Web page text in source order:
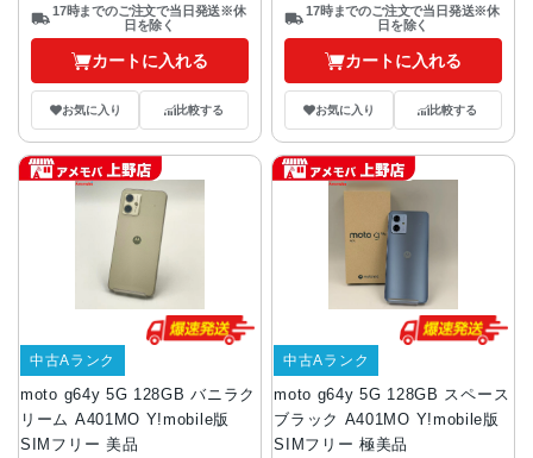
17時までのご注文で当日発送※休
日を除く
カートに入れる
お気に入り 比較する
17時までのご注文で当日発送※休
日を除く
カートに入れる
お気に入り 比較する
moto g64y 5G 128GB バニラク
リーム A401MO Y!mobile版
SIMフリー 美品
中古Aランク
moto g64y 5G 128GB スペース
ブラック A401MO Y!mobile版
SIMフリー 極美品
中古Aランク